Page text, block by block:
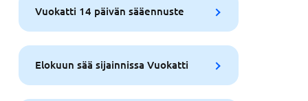
Vuokatti 14 päivän sääennuste
Elokuun sää sijainnissa Vuokatti